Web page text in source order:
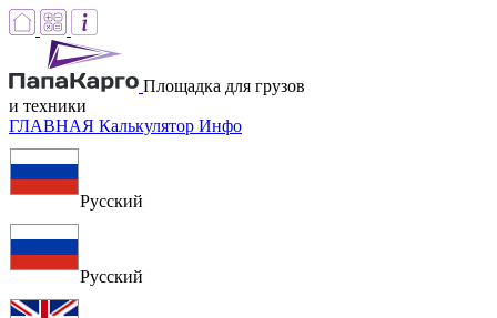
Площадка для грузов
и техники
ГЛАВНАЯ Калькулятор Инфо
Русский
Русский